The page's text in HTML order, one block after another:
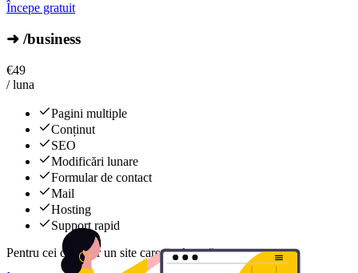
Începe gratuit
➜ /business
€49
/ luna
Pagini multiple
Conținut
SEO
Modificări lunare
Formular de contact
Mail
Hosting
Support rapid
Pentru cei care vor un site care evoluează constant.